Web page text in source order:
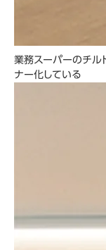
業務スーパーのチル
ナー化している